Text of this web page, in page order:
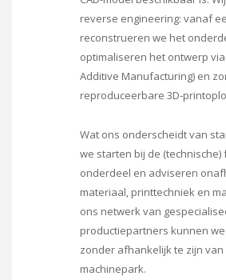
reverse engineering: vanaf
reconstrueren we het
optimaliseren het ontwerp
Additive Manufacturing) en
reproduceerbare 3D-
Wat ons onderscheidt van
we starten bij de
onderdeel en adviseren
materiaal, printtechniek en
ons netwerk van
productiepartners kunnen
zonder afhankelijk te zijn van
machinepark.